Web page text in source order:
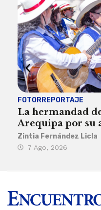
FOTORREPORTAJE
La hermandad
Arequipa por su
Zintia Fernández Licla
7 Ago, 2026